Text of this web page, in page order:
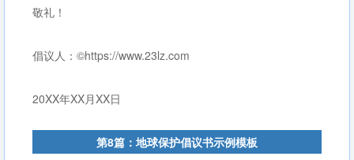
敬礼！
倡议人：©https://www.23lz.com
20XX年XX月XX日
第8篇：地球保护倡议书示例模板